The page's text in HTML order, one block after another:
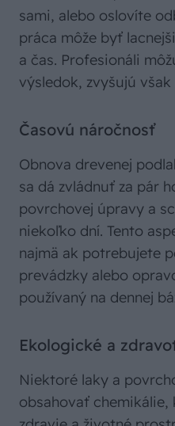
sami, alebo oslovíte
práca môže byť
a čas. Profesionáli
výsledok, zvyšujú však
Časovú náročnosť
Obnova drevenej
sa dá zvládnuť za pár
povrchovej úpravy a
niekoľko dní. Tento
najmä ak potrebujete
prevádzky alebo
používaný na dennej
Ekologické a
Niektoré laky a
obsahovať